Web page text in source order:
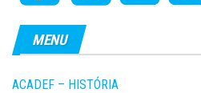
MENU
ACADEF – HISTÓRIA